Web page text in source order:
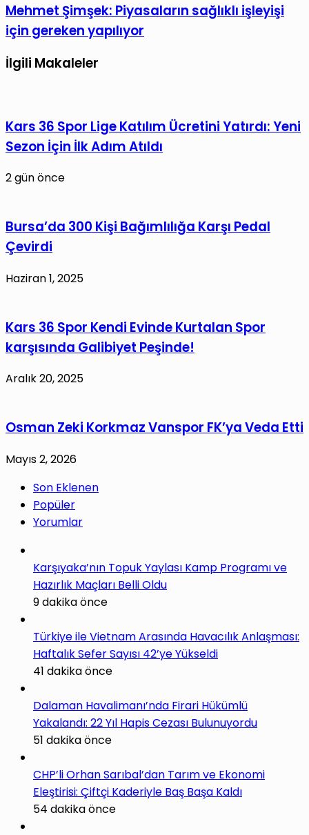
Mehmet Şimşek: Piyasaların sağlıklı işleyişi
için gereken yapılıyor
İlgili Makaleler
Kars 36 Spor Lige Katılım Ücretini Yatırdı: Yeni
Sezon İçin İlk Adım Atıldı
2 gün önce
Bursa’da 300 Kişi Bağımlılığa Karşı Pedal
Çevirdi
Haziran 1, 2025
Kars 36 Spor Kendi Evinde Kurtalan Spor
karşısında Galibiyet Peşinde!
Aralık 20, 2025
Osman Zeki Korkmaz Vanspor FK’ya Veda Etti
Mayıs 2, 2026
Son Eklenen
Popüler
Yorumlar
Karşıyaka’nın Topuk Yaylası Kamp Programı ve
Hazırlık Maçları Belli Oldu
9 dakika önce
Türkiye ile Vietnam Arasında Havacılık Anlaşması:
Haftalık Sefer Sayısı 42’ye Yükseldi
41 dakika önce
Dalaman Havalimanı’nda Firari Hükümlü
Yakalandı: 22 Yıl Hapis Cezası Bulunuyordu
51 dakika önce
CHP’li Orhan Sarıbal’dan Tarım ve Ekonomi
Eleştirisi: Çiftçi Kaderiyle Baş Başa Kaldı
54 dakika önce